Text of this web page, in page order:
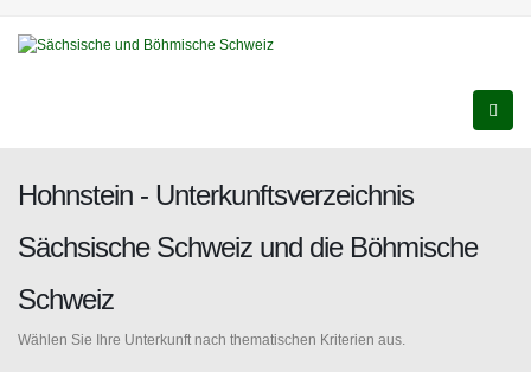
Hohnstein - Unterkunftsverzeichnis
Sächsische Schweiz und die Böhmische
Schweiz
Wählen Sie Ihre Unterkunft nach thematischen Kriterien aus.